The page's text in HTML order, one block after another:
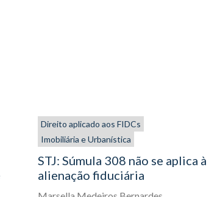
Direito aplicado aos FIDCs
Imobiliária e Urbanística
STJ: Súmula 308 não se aplica à
alienação fiduciária